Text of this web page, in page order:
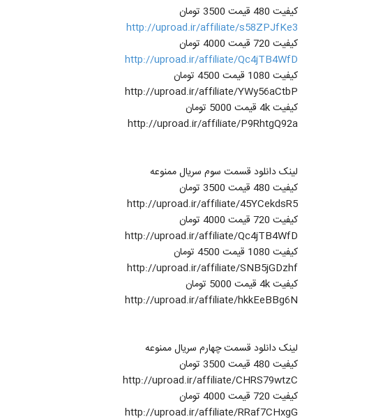
کیفیت 480 قیمت 3500 تومان
http://uproad.ir/affiliate/s58ZPJfKe3
کیفیت 720 قیمت 4000 تومان
http://uproad.ir/affiliate/Qc4jTB4WfD
کیفیت 1080 قیمت 4500 تومان
http://uproad.ir/affiliate/YWy56aCtbP
کیفیت 4k قیمت 5000 تومان
http://uproad.ir/affiliate/P9RhtgQ92a
لینک دانلود قسمت سوم سریال ممنوعه
کیفیت 480 قیمت 3500 تومان
http://uproad.ir/affiliate/45YCekdsR5
کیفیت 720 قیمت 4000 تومان
http://uproad.ir/affiliate/Qc4jTB4WfD
کیفیت 1080 قیمت 4500 تومان
http://uproad.ir/affiliate/SNB5jGDzhf
کیفیت 4k قیمت 5000 تومان
http://uproad.ir/affiliate/hkkEeBBg6N
لینک دانلود قسمت چهارم سریال ممنوعه
کیفیت 480 قیمت 3500 تومان
http://uproad.ir/affiliate/CHRS79wtzC
کیفیت 720 قیمت 4000 تومان
http://uproad.ir/affiliate/RRaf7CHxgG